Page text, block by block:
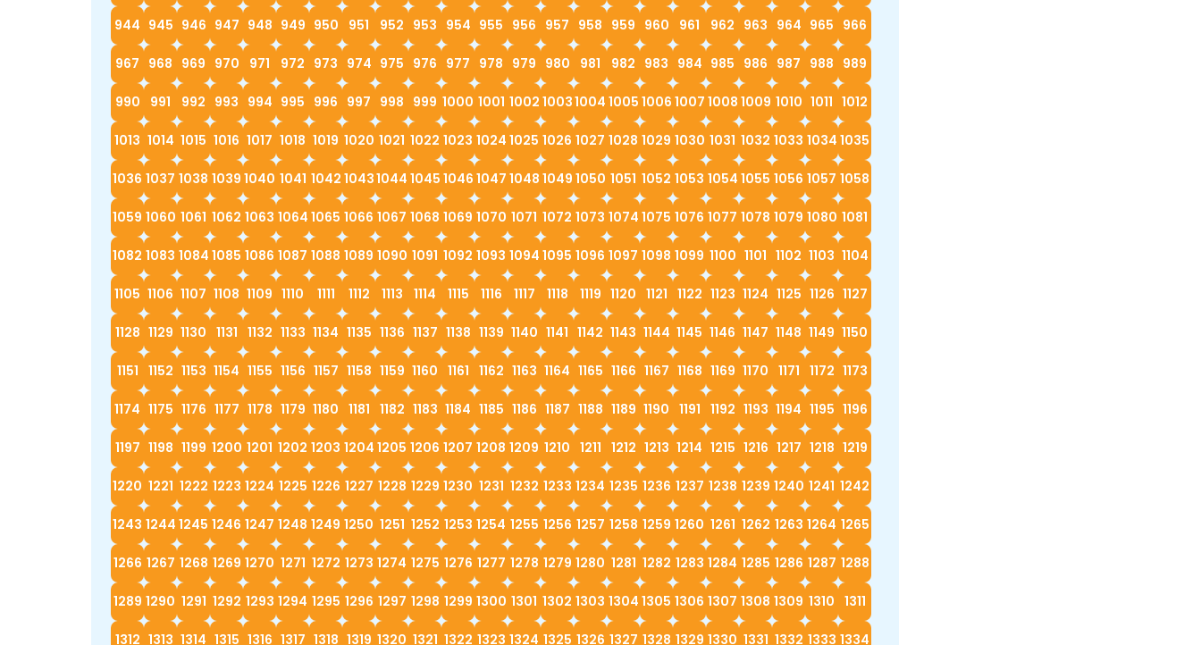
944 945 946 947 948 949 950 951 952 953 954 955 956 957 958 959 960 961 962 963 964 965 966
967 968 969 970 971 972 973 974 975 976 977 978 979 980 981 982 983 984 985 986 987 988 989
990 991 992 993 994 995 996 997 998 999 1000 1001 1002 10031004 1005 1006 1007 1008 1009 1010 1011 1012
1013 1014 1015 1016 1017 1018 1019 1020 1021 1022 1023 1024 1025 1026 1027 1028 1029 1030 1031 1032 1033 1034 1035
1036 1037 1038 1039 1040 1041 1042 10431044 1045 1046 1047 1048 1049 1050 1051 1052 1053 1054 1055 1056 1057 1058
1059 1060 1061 1062 1063 1064 1065 1066 1067 1068 1069 1070 1071 1072 1073 1074 1075 1076 1077 1078 1079 1080 1081
1082 1083 1084 1085 1086 1087 1088 1089 1090 1091 1092 1093 1094 1095 1096 1097 1098 1099 1100 1101 1102 1103 1104
1105 1106 1107 1108 1109 1110 1111 1112 1113 1114 1115 1116 1117 1118 1119 1120 1121 1122 1123 1124 1125 1126 1127
1128 1129 1130 1131 1132 1133 1134 1135 1136 1137 1138 1139 1140 1141 1142 1143 1144 1145 1146 1147 1148 1149 1150
1151 1152 1153 1154 1155 1156 1157 1158 1159 1160 1161 1162 1163 1164 1165 1166 1167 1168 1169 1170 1171 1172 1173
1174 1175 1176 1177 1178 1179 1180 1181 1182 1183 1184 1185 1186 1187 1188 1189 1190 1191 1192 1193 1194 1195 1196
1197 1198 1199 1200 1201 1202 1203 1204 1205 1206 1207 1208 1209 1210 1211 1212 1213 1214 1215 1216 1217 1218 1219
1220 1221 1222 1223 1224 1225 1226 1227 1228 1229 1230 1231 1232 1233 1234 1235 1236 1237 1238 1239 1240 1241 1242
1243 1244 1245 1246 1247 1248 1249 1250 1251 1252 1253 1254 1255 1256 1257 1258 1259 1260 1261 1262 1263 1264 1265
1266 1267 1268 1269 1270 1271 1272 1273 1274 1275 1276 1277 1278 1279 1280 1281 1282 1283 1284 1285 1286 1287 1288
1289 1290 1291 1292 1293 1294 1295 1296 1297 1298 1299 1300 1301 1302 1303 1304 1305 1306 1307 1308 1309 1310 1311
1312 1313 1314 1315 1316 1317 1318 1319 1320 1321 1322 1323 1324 1325 1326 1327 1328 1329 1330 1331 1332 1333 1334